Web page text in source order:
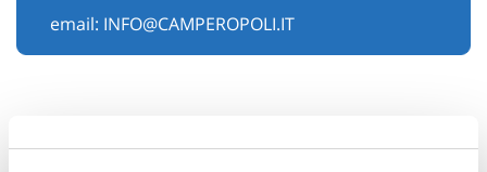
email: INFO@CAMPEROPOLI.IT